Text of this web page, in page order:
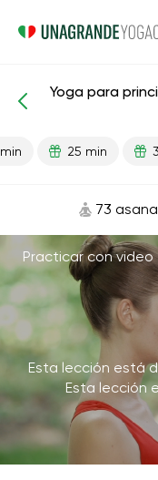
Lecciones
Yoga para
25 min
73
Practicar con video
Esta lección está
Esta lección